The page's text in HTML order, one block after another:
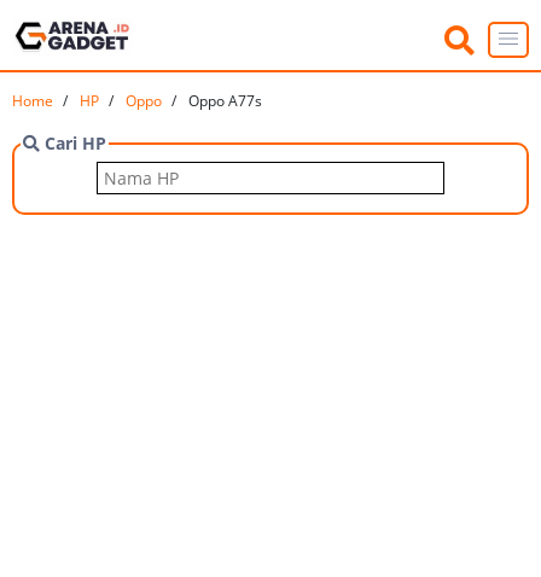
Home HP Oppo Oppo A77s
Cari HP